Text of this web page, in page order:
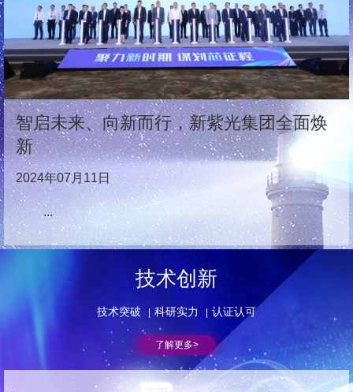
智启未来、向新而行，新紫光集团全面焕
新
2024年07月11日
...
技术创新
技术突破 | 科研实力 | 认证认可
了解更多>